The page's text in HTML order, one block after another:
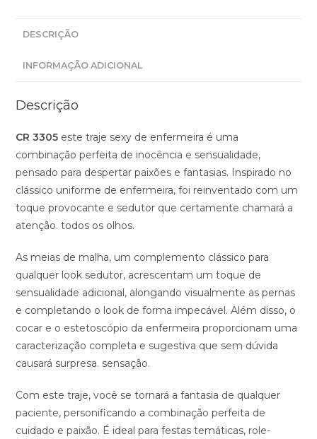
DESCRIÇÃO
INFORMAÇÃO ADICIONAL
Descrição
CR 3305 este traje sexy de enfermeira é uma
combinação perfeita de inocência e sensualidade,
pensado para despertar paixões e fantasias. Inspirado no
clássico uniforme de enfermeira, foi reinventado com um
toque provocante e sedutor que certamente chamará a
atenção. todos os olhos.
As meias de malha, um complemento clássico para
qualquer look sedutor, acrescentam um toque de
sensualidade adicional, alongando visualmente as pernas
e completando o look de forma impecável. Além disso, o
cocar e o estetoscópio da enfermeira proporcionam uma
caracterização completa e sugestiva que sem dúvida
causará surpresa. sensação.
Com este traje, você se tornará a fantasia de qualquer
paciente, personificando a combinação perfeita de
cuidado e paixão. É ideal para festas temáticas, role-